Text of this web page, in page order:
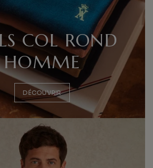
COL ROND
HOMME
DÉCOUVRIR